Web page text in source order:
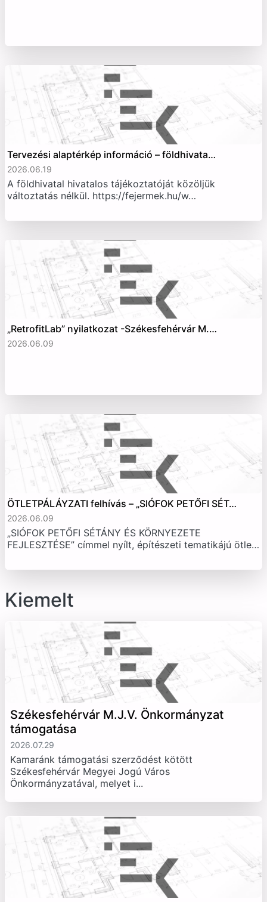
Tervezési alaptérkép információ – földhivata…
2026.06.19
A földhivatal hivatalos tájékoztatóját közöljük
változtatás nélkül. https://fejermek.hu/w…
„RetrofitLab” nyilatkozat -Székesfehérvár M.…
2026.06.09
ÖTLETPÁLÁYZATI felhívás – „SIÓFOK PETŐFI SÉT…
2026.06.09
„SIÓFOK PETŐFI SÉTÁNY ÉS KÖRNYEZETE
FEJLESZTÉSE” címmel nyílt, építészeti tematikájú ötle…
Kiemelt
Székesfehérvár M.J.V. Önkormányzat
támogatása
2026.07.29
Kamaránk támogatási szerződést kötött
Székesfehérvár Megyei Jogú Város
Önkormányzatával, melyet i...